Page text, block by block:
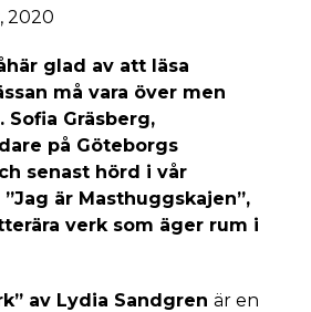
2020
glad av att läsa
må vara över men
Gräsberg,
på Göteborgs
senast hörd i vår
är Masthuggskajen”,
verk som äger rum i
av Lydia Sandgrenär en